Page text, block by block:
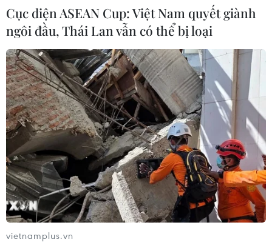
Cục diện ASEAN Cup: Việt Nam quyết giành
ngôi đầu, Thái Lan vẫn có thể bị loại
vietnamplus.vn